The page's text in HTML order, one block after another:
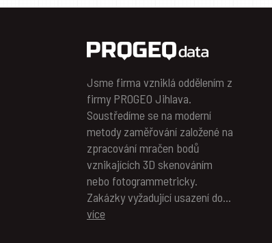
Jsme firma vzniklá oddělením z
firmy PROGEO Jihlava.
Soustředíme se na moderní
metody zaměřování založené na
zpracování mračen bodů
vznikajících 3D skenováním
nebo fotogrammetricky.
Zakázky vyžadující usazení do…
více